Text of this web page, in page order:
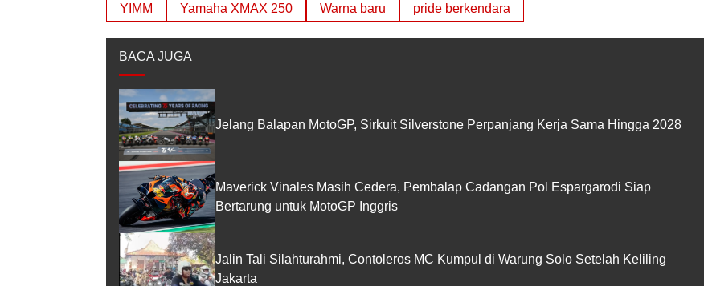
YIMM Yamaha XMAX 250 Warna baru pride berkendara
BACA JUGA
Jelang Balapan MotoGP, Sirkuit Silverstone Perpanjang Kerja Sama Hingga 2028
Maverick Vinales Masih Cedera, Pembalap Cadangan Pol Espargarodi Siap
Bertarung untuk MotoGP Inggris
Jalin Tali Silahturahmi, Contoleros MC Kumpul di Warung Solo Setelah Keliling
Jakarta